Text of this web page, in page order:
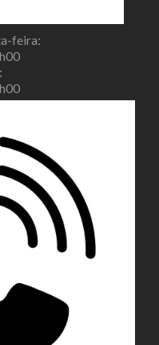
feira: